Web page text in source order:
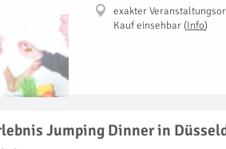
exakter
Kauf einsehbar (Info)
Jumping Dinner in